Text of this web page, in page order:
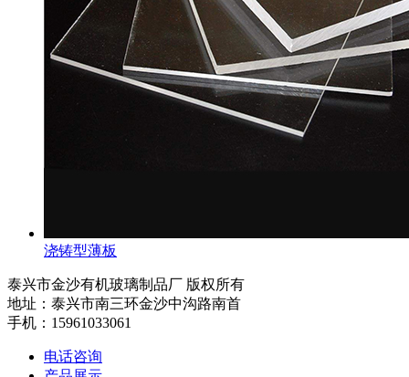
浇铸型薄板
泰兴市金沙有机玻璃制品厂 版权所有
地址：泰兴市南三环金沙中沟路南首
手机：15961033061
电话咨询